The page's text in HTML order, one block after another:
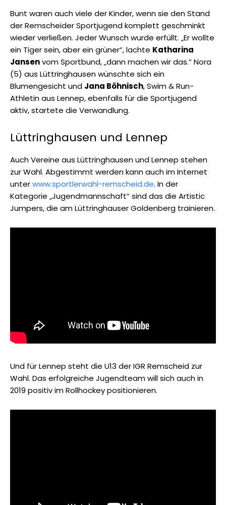
Bunt waren auch viele der Kinder, wenn sie den Stand
der Remscheider Sportjugend komplett geschminkt
wieder verließen. Jeder Wunsch wurde erfüllt. „Er wollte
ein Tiger sein, aber ein grüner“, lachte Katharina
Jansenvom Sportbund, „dann machen wir das.“ Nora
(5) aus Lüttringhausen wünschte sich ein
Blumengesicht und Jana Böhnisch, Swim & Run-
Athletin aus Lennep, ebenfalls für die Sportjugend
aktiv, startete die Verwandlung.
Lüttringhausen und Lennep
Auch Vereine aus Lüttringhausen und Lennep stehen
zur Wahl. Abgestimmt werden kann auch im Internet
unterwww.sportlerwahl-remscheid.de. In der
Kategorie „Jugendmannschaft“ sind das die Artistic
Jumpers, die am Lüttringhauser Goldenberg trainieren.
Und für Lennep steht die U13 der IGR Remscheid zur
Wahl. Das erfolgreiche Jugendteam will sich auch in
2019 positiv im Rollhockey positionieren.